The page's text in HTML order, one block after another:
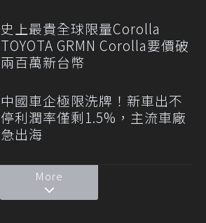
史上最貴全球限量Corolla
TOYOTA GRMN Corolla要價破
兩百萬新台幣
中國車企極限洗牌！新車出不
停利潤率僅剩1.5%，主流車廠
急出海
More